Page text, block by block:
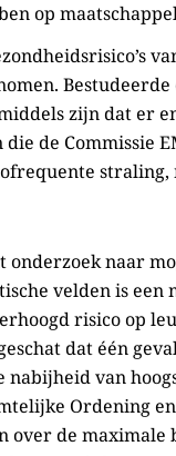
op
zijn dat er
de Commissie
straling,
naar
velden is
risico op
dat één
nabijheid van
Ordening
de